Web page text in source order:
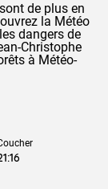
de plus en
la Météo
dangers de
Christophe
à Météo-